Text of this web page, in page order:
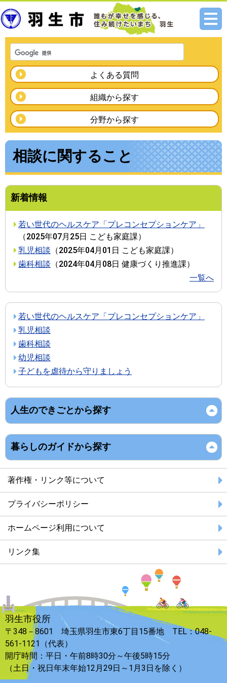
メニ
よくある質問
組織から探す
分野から探す
相談に関すること
新着情報
若い世代のヘルスケア「プレコンセプションケア」
（2025年07月25日 こども家庭課）
乳児相談 （2025年04月01日 こども家庭課）
歯科相談 （2024年04月08日 健康づくり推進課）
一覧へ
若い世代のヘルスケア「プレコンセプションケア」
乳児相談
歯科相談
幼児相談
子どもを虐待から守りましょう
人生のできごとから探す
暮らしのガイドから探す
著作権・リンク等について
プライバシーポリシー
ホームページ利用について
リンク集
羽生市役所
〒348－8601 埼玉県羽生市東6丁目15番地 TEL：048-
561-1121（代表）
開庁時間：平日・午前8時30分～午後5時15分
（土日・祝日年末年始12月29日～1月3日を除く）